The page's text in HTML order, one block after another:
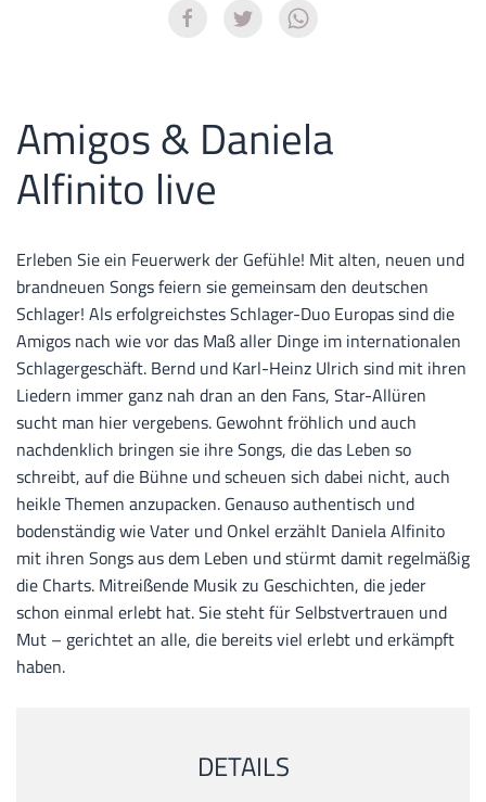
Amigos & Daniela
Alfinito live
Erleben Sie ein Feuerwerk der Gefühle! Mit alten, neuen und
brandneuen Songs feiern sie gemeinsam den deutschen
Schlager! Als erfolgreichstes Schlager-Duo Europas sind die
Amigos nach wie vor das Maß aller Dinge im internationalen
Schlagergeschäft. Bernd und Karl-Heinz Ulrich sind mit ihren
Liedern immer ganz nah dran an den Fans, Star-Allüren
sucht man hier vergebens. Gewohnt fröhlich und auch
nachdenklich bringen sie ihre Songs, die das Leben so
schreibt, auf die Bühne und scheuen sich dabei nicht, auch
heikle Themen anzupacken. Genauso authentisch und
bodenständig wie Vater und Onkel erzählt Daniela Alfinito
mit ihren Songs aus dem Leben und stürmt damit regelmäßig
die Charts. Mitreißende Musik zu Geschichten, die jeder
schon einmal erlebt hat. Sie steht für Selbstvertrauen und
Mut – gerichtet an alle, die bereits viel erlebt und erkämpft
haben.
DETAILS